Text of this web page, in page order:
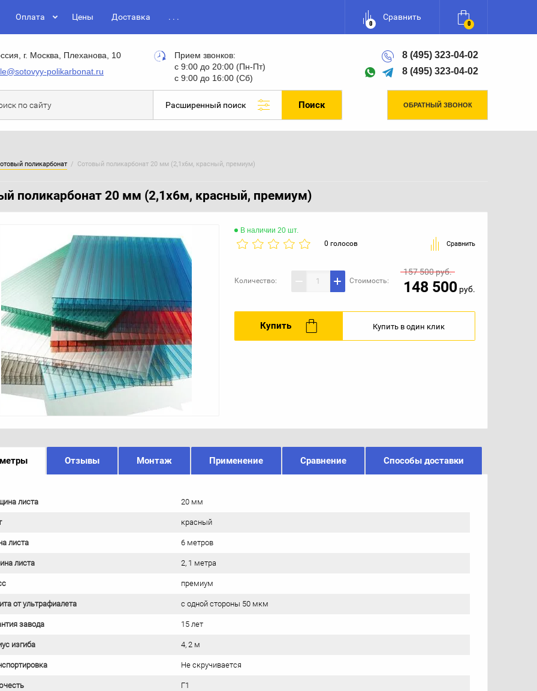
Оплата Цены Доставка
0
Сравнить
0
г. Москва, Плеханова, 10
polikarbonat.ru
Прием звонков:
с 9:00 до 20:00 (Пн-Пт)
с 9:00 до 16:00 (Сб)
Расширенный поиск
8 (495) 323-04-02
8 (495) 323-04-02
ОБРАТНЫЙ ЗВОНОК
поликарбонат
  /  Сотовый поликарбонат 20 мм (2,1х6м, красный, премиум)
поликарбонат 20 мм (2,1x6м, красный, премиум)
В наличии 20 шт.
0 голосов
Сравнить
Количество: Стоимость:
157 500руб.
148 500 руб.
Купить Купить в один клик
Отзывы Монтаж Применение Сравнение Способы доставки
листа 20 мм
красный
листа 6 метров
листа 2, 1 метра
премиум
от ультрафиалета с одной стороны 50 мкм
завода 15 лет
изгиба 4, 2 м
Не скручивается
Г1